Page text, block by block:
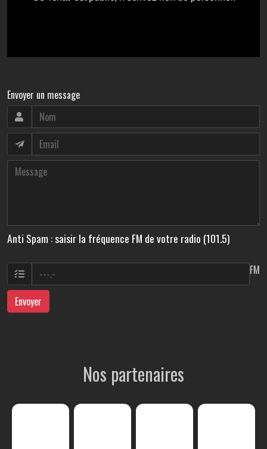
Envoyer un message
Anti Spam : saisir la fréquence FM de votre radio (101.5)
FM
Envoyer
Nos partenaires